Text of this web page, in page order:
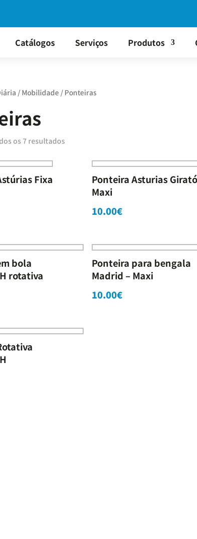
Catálogos Serviços Produtos
/ Mobilidade/ Ponteiras
os 7 resultados
Fixa
Ponteira Asturias
Maxi
10.00€
bola
rotativa
Ponteira para bengala
Madrid – Maxi
10.00€